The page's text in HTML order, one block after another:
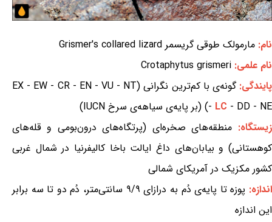
نام: مارمولک طوقی گریسمر Grismer's collared lizard
نام علمی: Crotaphytus grismeri
پایندگی:
گونه‌ی با کم‌ترین نگرانی (EX - EW - CR - EN - VU - NT
- LC - DD - NE) (بر پایه‌ی سیاهه‌ی سرخ IUCN)
زیستگاه: منطقه‌های صخره‌ای (پرتگاه‌های درون‌بومی و قله‌های
کوهستانی) و بیابان‌های داغ ایالت باخا کالیفرنیا در شمال غربی
کشور مکزیک در آمریکای شمالی
اندازه:
پوزه تا پایه‌ی دُم به درازای ۹/۹ سانتی‌متر، دُم دو تا سه برابر
این اندازه